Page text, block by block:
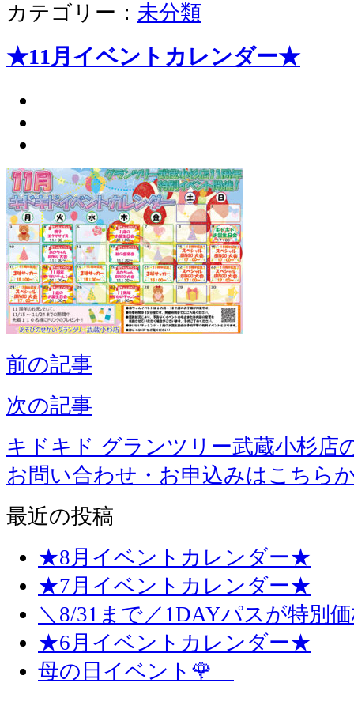
カテゴリー： 未分類
★11月イベントカレンダー★
前の記事
次の記事
キドキド グランツリー武蔵小杉店
お問い合わせ・お申込みはこちら
最近の投稿
★8月イベントカレンダー★
★7月イベントカレンダー★
＼8/31まで／1DAYパスが特別
★6月イベントカレンダー★
母の日イベント🌹